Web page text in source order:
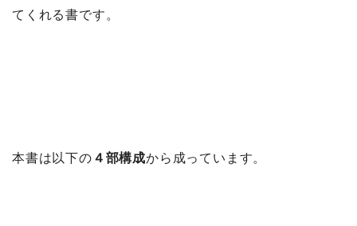
てくれる書です。
本書は以下の ４部構成から成っています。